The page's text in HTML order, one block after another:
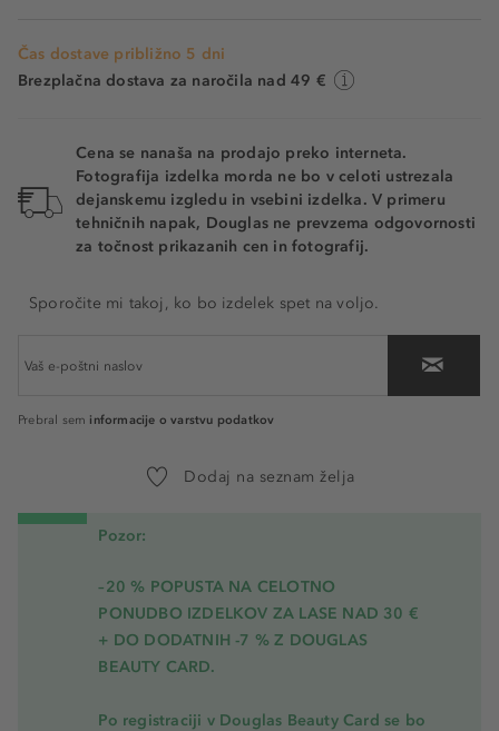
Čas dostave približno 5 dni
Brezplačna dostava za naročila nad 49 €
Cena se nanaša na prodajo preko interneta.
Fotografija izdelka morda ne bo v celoti ustrezala
dejanskemu izgledu in vsebini izdelka. V primeru
tehničnih napak, Douglas ne prevzema odgovornosti
za točnost prikazanih cen in fotografij.
Sporočite mi takoj, ko bo izdelek spet na voljo.
Prebral sem informacije o varstvu podatkov
Dodaj na seznam želja
Pozor:
–20 % POPUSTA NA CELOTNO
PONUDBO IZDELKOV ZA LASE NAD 30 €
+ DO DODATNIH -7 % Z DOUGLAS
BEAUTY CARD.
Po registraciji v Douglas Beauty Card se bo